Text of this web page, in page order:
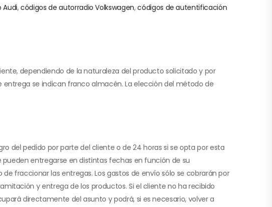
Audi,códigos de autorradio Volkswagen,códigos de autentificación
dependiendo de la naturaleza del producto solicitado y por
se indican franco almacén. La elección del método de
del pedido por parte del cliente o de 24 horas si se opta por esta
entregarse en distintas fechas en función de su
fraccionar las entregas. Los gastos de envío sólo se cobrarán por
y entrega de los productos. Si el cliente no ha recibido
directamente del asunto y podrá, si es necesario, volver a